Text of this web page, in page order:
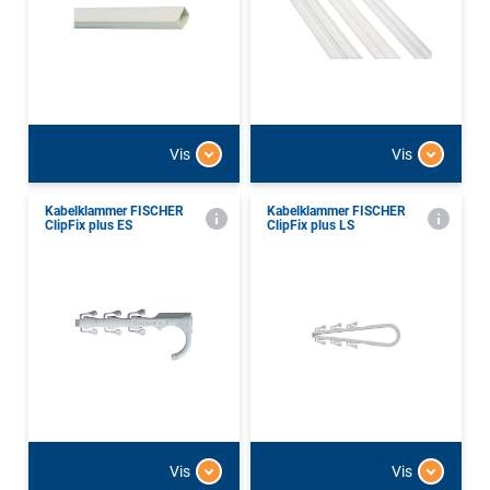
Vis Vis
Kabelklammer FISCHER
ClipFix plus ES
Vis
Kabelklammer FISCHER
ClipFix plus LS
Vis